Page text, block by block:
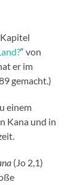
“ von
er im
gemacht.)
einem
Kana und in
(Jo 2,1)